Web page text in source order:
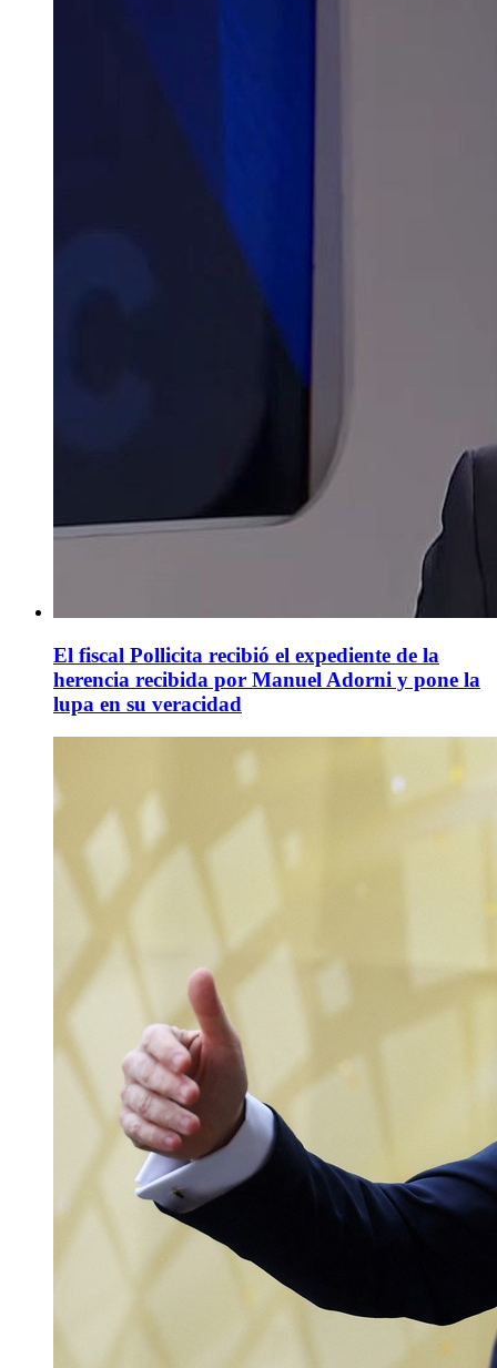
El fiscal Pollicita recibió el expediente de la
herencia recibida por Manuel Adorni y pone la
lupa en su veracidad